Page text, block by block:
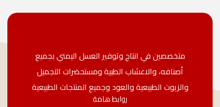
متخصصين في انتاج وتوفير العسل اليمني بجميع
أصنافه، والاعشاب الطبية ومستحضرات التجميل
والزيوت الطبيعية والعود وجميع المنتجات الطبيعية
روابط هامة